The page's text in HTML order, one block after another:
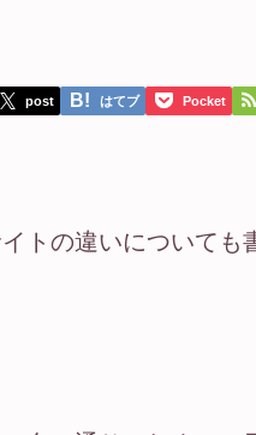
post はてブ Pocket
の違いについても